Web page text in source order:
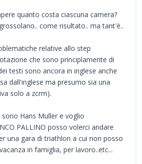
quanto costa ciascuna camera?
come risultato.. ma tant'è..
relative allo step
che sono principlamente di
testi sono ancora in inglese anche
dall'inglese ma presumo sia una
solo a zcrm).
sono Hans Muller e voglio
PALLINO posso volerci andare
una gara di triathlon a cui non posso
in famiglia, per lavoro..etc...